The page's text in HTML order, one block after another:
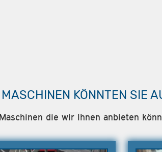
KÖNNTEN SIE
die wir Ihnen anbieten